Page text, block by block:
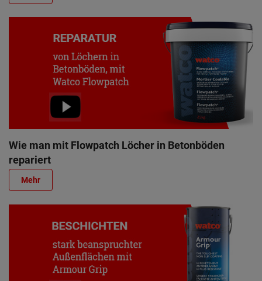
Wie man mit Flowpatch Löcher in Betonböden
repariert
Mehr